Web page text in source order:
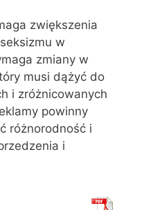
zwiększenia
w
zmiany w
musi dążyć do
i zróżnicowanych
powinny
różnorodność i
i